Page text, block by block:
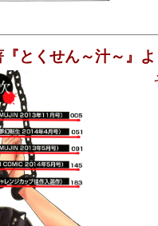
とくせん～汁～』